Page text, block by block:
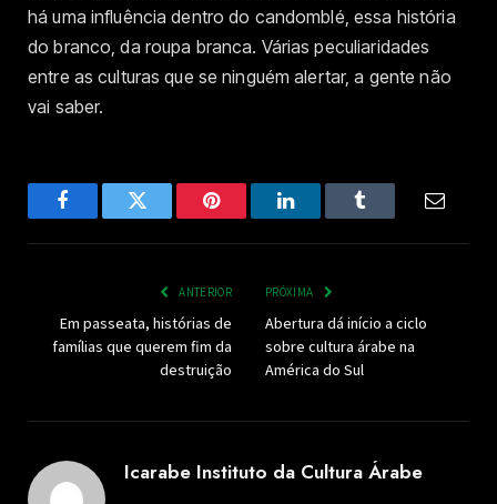
há uma influência dentro do candomblé, essa história
do branco, da roupa branca. Várias peculiaridades
entre as culturas que se ninguém alertar, a gente não
vai saber.
FacebookTwitter Pinterest LinkedInTumblr
ANTERIOR
Em passeata, histórias de
famílias que querem fim da
destruição
PRÓXIMA
Abertura dá início a ciclo
sobre cultura árabe na
América do Sul
Icarabe Instituto da Cultura Árabe